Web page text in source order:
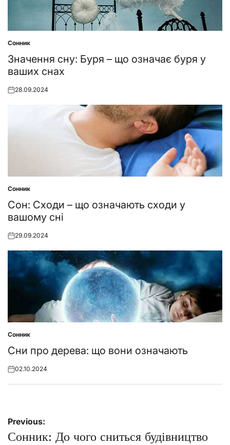
Posted
in
Сонник
Значення сну: Буря – що означає буря у
ваших снах
Posted
28.09.2024
Posted
in
Сонник
Сон: Сходи – що означають сходи у
вашому сні
Posted
29.09.2024
Posted
in
Сонник
Сни про дерева: що вони означають
Posted
02.10.2024
Навігація
записів
Previous:
Сонник: До чого сниться будівництво